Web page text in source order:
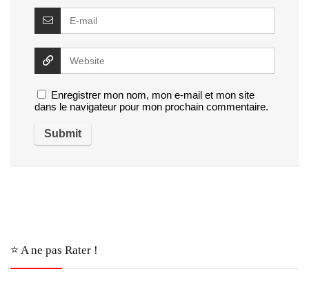
Enregistrer mon nom, mon e-mail et mon site
dans le navigateur pour mon prochain commentaire.
⭐️ A ne pas Rater !